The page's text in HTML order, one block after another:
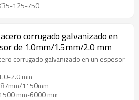
125-750
corrugado galvanizado en
de 1.0mm/1.5mm/2.0 mm
corrugado galvanizado en un espesor
2.0 mm
1150mm
mm-6000 mm